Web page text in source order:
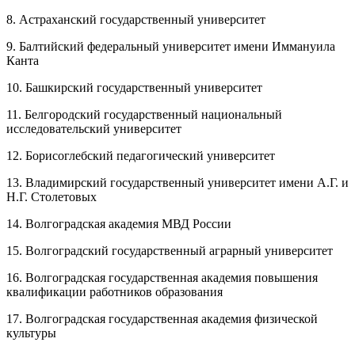
8. Астраханский государственный университет
9. Балтийский федеральный университет имени Иммануила
Канта
10. Башкирский государственный университет
11. Белгородский государственный национальный
исследовательский университет
12. Борисоглебский педагогический университет
13. Владимирский государственный университет имени А.Г. и
Н.Г. Столетовых
14. Волгоградская академия МВД России
15. Волгоградский государственный аграрный университет
16. Волгоградская государственная академия повышения
квалификации работников образования
17. Волгоградская государственная академия физической
культуры